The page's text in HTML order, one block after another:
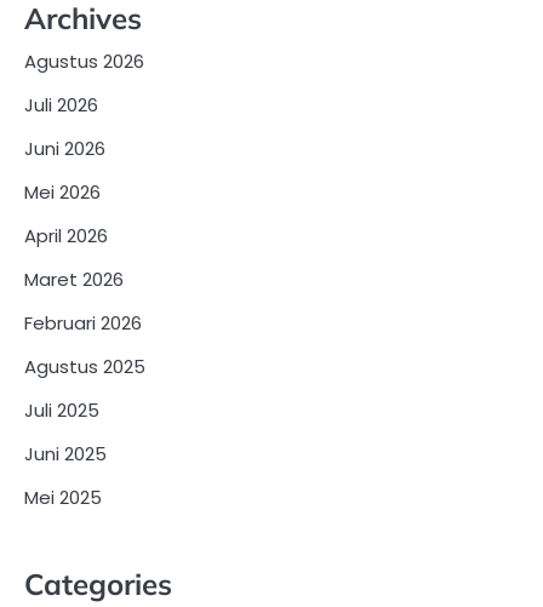
Archives
Agustus 2026
Juli 2026
Juni 2026
Mei 2026
April 2026
Maret 2026
Februari 2026
Agustus 2025
Juli 2025
Juni 2025
Mei 2025
Categories